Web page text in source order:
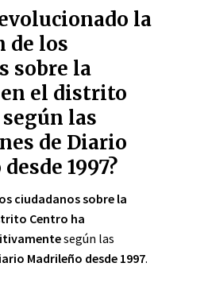
la
de los
sobre la
el distrito
las
de Diario
1997?
ciudadanos sobre la
Centro ha
según las
Madrileño desde 1997.